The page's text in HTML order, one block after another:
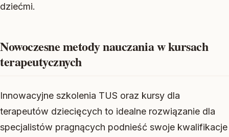
dziećmi.
Nowoczesne metody nauczania w kursach
terapeutycznych
Innowacyjne szkolenia TUS oraz kursy dla
terapeutów dziecięcych to idealne rozwiązanie dla
specjalistów pragnących podnieść swoje kwalifikacje